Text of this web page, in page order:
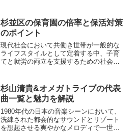
想像しがちですが、実際には庭木に適し
た園芸品種や、独特の葉色や...
杉並区の保育園の倍率と保活対策
のポイント
現代社会において共働き世帯が一般的な
ライフスタイルとして定着する中、子育
てと就労の両立を支援するための社会イ
内の人口密集地域においては、限られた
土地や施設に対して想定を...
杉山清貴&オメガトライブの代表
曲一覧と魅力を解説
1980年代の日本の音楽シーンにおいて、
洗練された都会的なサウンドとリゾート
を想起させる爽やかなメロディで一世を